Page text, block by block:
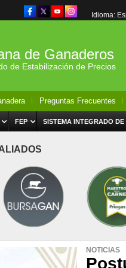
Idioma:
de Ganaderos
de Estabilización de Precios
Preguntas Frecuentes
FEP SISTEMA INTEGRADO DE
NOTICIAS